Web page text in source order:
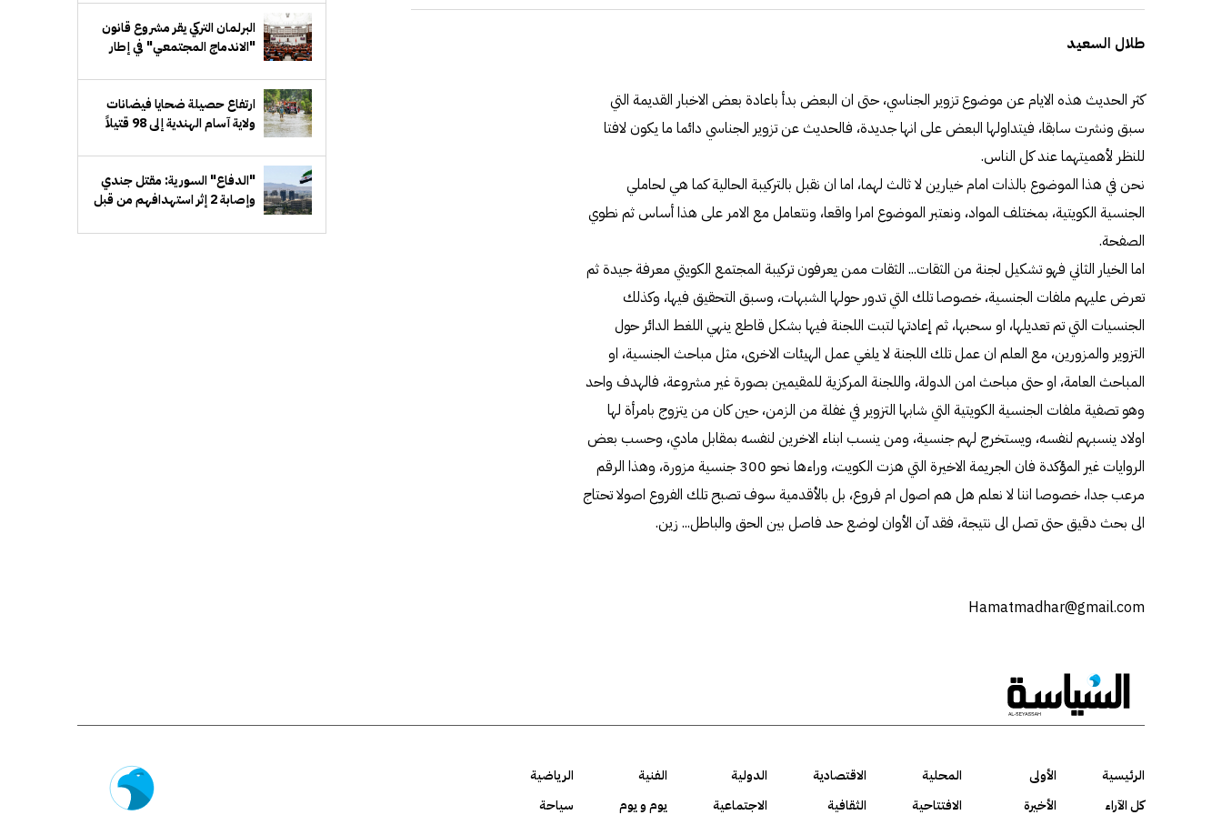
طلال السعيد
كثر الحديث هذه الايام عن موضوع تزوير الجناسي، حتى ان البعض بدأ باعادة بعض الاخبار القديمة التي
سبق ونشرت سابقا، فيتداولها البعض على انها جديدة، فالحديث عن تزوير الجناسي دائما ما يكون لافتا
للنظر لأهميتهما عند كل الناس.
نحن في هذا الموضوع بالذات امام خيارين لا ثالث لهما، اما ان نقبل بالتركيبة الحالية كما هي لحاملي
الجنسية الكويتية، بمختلف المواد، ونعتبر الموضوع امرا واقعا، ونتعامل مع الامر على هذا أساس ثم نطوي
الصفحة.
اما الخيار الثاني فهو تشكيل لجنة من الثقات... الثقات ممن يعرفون تركيبة المجتمع الكويتي معرفة جيدة ثم
تعرض عليهم ملفات الجنسية، خصوصا تلك التي تدور حولها الشبهات، وسبق التحقيق فيها، وكذلك
الجنسيات التي تم تعديلها، او سحبها، ثم إعادتها لتبت اللجنة فيها بشكل قاطع ينهي اللغط الدائر حول
التزوير والمزورين، مع العلم ان عمل تلك اللجنة لا يلغي عمل الهيئات الاخرى، مثل مباحث الجنسية، او
المباحث العامة، او حتى مباحث امن الدولة، واللجنة المركزية للمقيمين بصورة غير مشروعة، فالهدف واحد
وهو تصفية ملفات الجنسية الكويتية التي شابها التزوير في غفلة من الزمن، حين كان من يتزوج بامرأة لها
اولاد ينسبهم لنفسه، ويستخرج لهم جنسية، ومن ينسب ابناء الاخرين لنفسه بمقابل مادي، وحسب بعض
الروايات غير المؤكدة فان الجريمة الاخيرة التي هزت الكويت، وراءها نحو 300 جنسية مزورة، وهذا الرقم
مرعب جدا، خصوصا اننا لا نعلم هل هم اصول ام فروع، بل بالأقدمية سوف تصبح تلك الفروع اصولا تحتاج
الى بحث دقيق حتى تصل الى نتيجة، فقد آن الأوان لوضع حد فاصل بين الحق والباطل... زين.
Hamatmadhar@gmail.com
البرلمان التركي يقر مشروع قانون
"الاندماج المجتمعي" في إطار
ارتفاع حصيلة ضحايا فيضانات
ولاية آسام الهندية إلى 98 قتيلاً
"الدفاع" السورية: مقتل جندي
وإصابة 2 إثر استهدافهم من قبل
الرئيسية الأولى المحلية الاقتصادية الدولية الفنية
الرياضية
كل الآراء
الأخيرة الافتتاحية الثقافية الاجتماعية يوم و يوم سياحة